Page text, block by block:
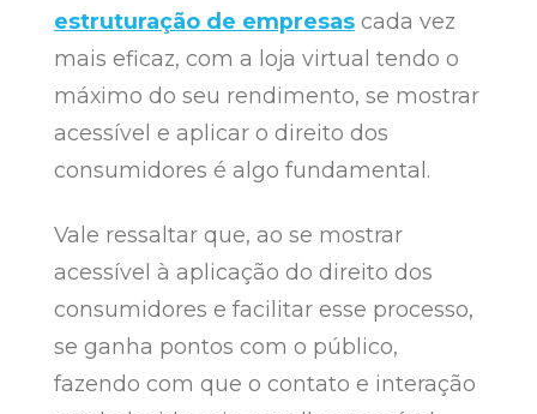
estruturação de empresas cada vez
mais eficaz, com a loja virtual tendo o
máximo do seu rendimento, se mostrar
acessível e aplicar o direito dos
consumidores é algo fundamental.
Vale ressaltar que, ao se mostrar
acessível à aplicação do direito dos
consumidores e facilitar esse processo,
se ganha pontos com o público,
fazendo com que o contato e interação